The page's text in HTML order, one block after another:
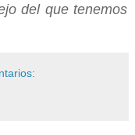
del que tenemos